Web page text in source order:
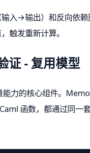
输入→输出）和反向依
触发重新计算。
证 - 复用模型
能力的核心组件。
函数，都通过同一